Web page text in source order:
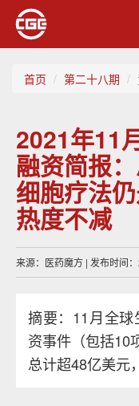
首页 第二十八期
2021年11
融资简报
细胞疗法
热度不减
来源：医药魔方 | 发布时间
摘要：11月全
资事件（包括10
总计超48亿美元